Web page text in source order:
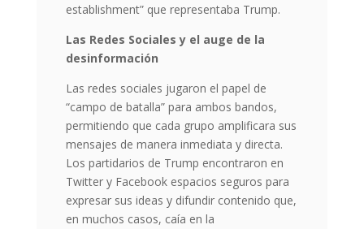
establishment” que representaba Trump.
Las Redes Sociales y el auge de la
desinformación
Las redes sociales jugaron el papel de
“campo de batalla” para ambos bandos,
permitiendo que cada grupo amplificara sus
mensajes de manera inmediata y directa.
Los partidarios de Trump encontraron en
Twitter y Facebook espacios seguros para
expresar sus ideas y difundir contenido que,
en muchos casos, caía en la